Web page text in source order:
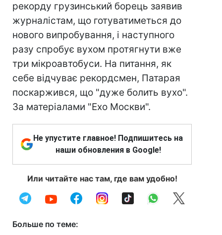
рекорду грузинський борець заявив
журналістам, що готуватиметься до
нового випробування, і наступного
разу спробує вухом протягнути вже
три мікроавтобуси. На питання, як
себе відчуває рекордсмен, Патарая
поскаржився, що "дуже болить вухо".
За матеріалами "Ехо Москви".
Не упустите главное! Подпишитесь на
наши обновления в Google!
Или читайте нас там, где вам удобно!
Больше по теме: